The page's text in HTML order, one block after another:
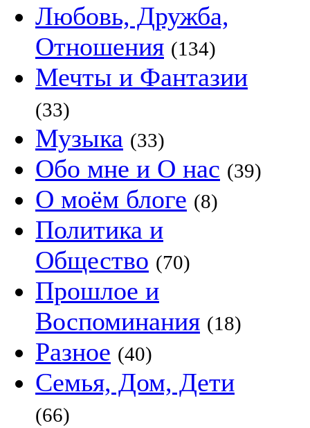
Любовь, Дружба,
Отношения (134)
Мечты и Фантазии
(33)
Музыка (33)
Обо мне и О нас (39)
О моём блоге (8)
Политика и
Общество (70)
Прошлое и
Воспоминания (18)
Разное (40)
Семья, Дом, Дети
(66)